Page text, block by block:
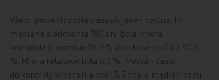
Všetci pacienti dostali aspoň jeden cyklus. Pri
mediáne sledovania 780 dní bola miera
kompletnej remisie 96,9 % a celkové prežitie 90,6
%. Miera relapsov bola 6,3 %. Medián času
do kontroly krvácania bol 15,5 dňa a medián času